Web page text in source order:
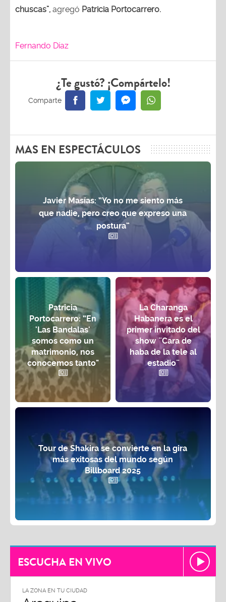
chuscas”, agregó Patricia Portocarrero.
Fernando Díaz
¿Te gustó? ¡Compártelo!
MAS EN ESPECTÁCULOS
Javier Masías: “Yo no me siento más
que nadie, pero creo que expreso una
postura”
Patricia
Portocarrero: “En
'Las Bandalas'
somos como un
matrimonio, nos
conocemos tanto"
La Charanga
Habanera es el
primer invitado del
show ¨Cara de
haba de la tele al
estadio¨
Tour de Shakira se convierte en la gira
más exitosas del mundo según
Billboard 2025
ESCUCHA EN VIVO
LA ZONA EN TU CIUDAD